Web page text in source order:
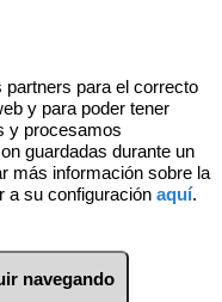
para el correcto
y para poder tener
y procesamos
guardadas durante un
más información sobre la
a su configuración aquí.
navegando